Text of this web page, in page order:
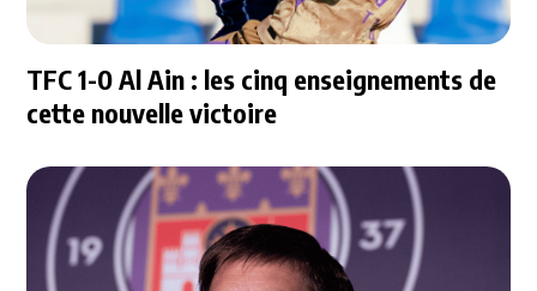
TFC 1-0 Al Ain : les cinq enseignements de
cette nouvelle victoire